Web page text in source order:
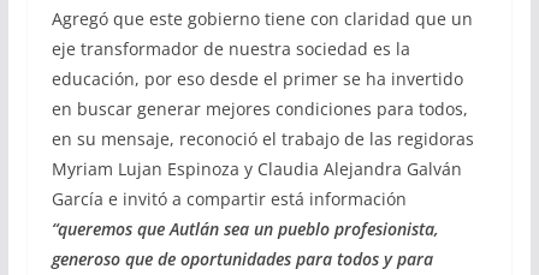
Agregó que este gobierno tiene con claridad que un
eje transformador de nuestra sociedad es la
educación, por eso desde el primer se ha invertido
en buscar generar mejores condiciones para todos,
en su mensaje, reconoció el trabajo de las regidoras
Myriam Lujan Espinoza y Claudia Alejandra Galván
García e invitó a compartir está información
“queremos que Autlán sea un pueblo profesionista,
generoso que de oportunidades para todos y para